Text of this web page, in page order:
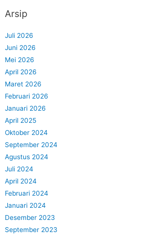
Arsip
Juli 2026
Juni 2026
Mei 2026
April 2026
Maret 2026
Februari 2026
Januari 2026
April 2025
Oktober 2024
September 2024
Agustus 2024
Juli 2024
April 2024
Februari 2024
Januari 2024
Desember 2023
September 2023